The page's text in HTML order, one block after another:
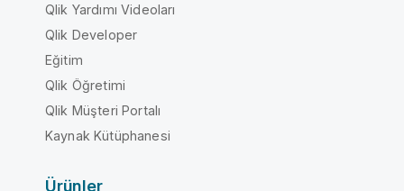
Qlik Yardımı Videoları
Qlik Developer
Eğitim
Qlik Öğretimi
Qlik Müşteri Portalı
Kaynak Kütüphanesi
Ürünler